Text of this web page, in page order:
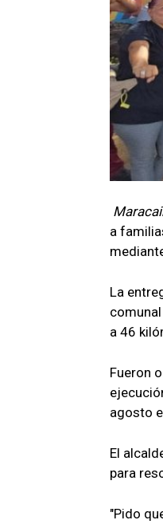
a
La
a 46
Fueron
agosto
El
para
"Pido